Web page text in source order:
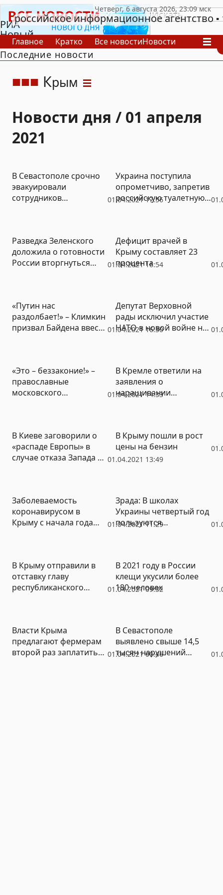
РИА
Новый
День
российское информационное агентство
Главное Кратко Все новостиНовости
В России
В мире
Последние новости
Крым
Новости дня / 01 апреля
2021
01.04.2021 17:56
В Севастополе срочно
эвакуировали
сотрудников
Украина поступила
опрометчиво, запретив
российскую туалетную
01.04.2021 16:54
Разведка Зеленского
доложила о готовности
России вторгнуться
Дефицит врачей в
Крыму составляет 23
процента
01.04.2021 16:30
«Путин нас
раздолбает!» – Климкин
призвал Байдена ввести
Депутат Верховной
рады исключил участие
НАТО в новой войне на
01.04.2021 14:33
«Это – беззаконие!» –
православные
московского
Зеленского
В Кремле ответили на
заявления о
наращивании
01.04.2021 13:49
В Киеве заговорили о
«распаде Европы» в
случае отказа Запада от
В Крыму пошли в рост
цены на бензин
01.04.2021 11:29
Заболеваемость
коронавирусом в
Крыму с начала года
Зрада: В школах
Украины четвертый год
пользуются
01.04.2021 09:32
В Крыму отправили в
отставку главу
республиканского
В 2021 году в России
клещи укусили более
180 человек
01.04.2021 00:46
Власти Крыма
предлагают фермерам
второй раз заплатить
В Севастополе
выявлено свыше 14,5
тысяч нарушений